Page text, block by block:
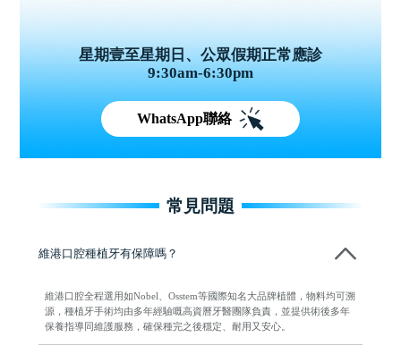
星期壹至星期日、公眾假期正常應診
9:30am-6:30pm
WhatsApp聯絡
常見問題
維港口腔種植牙有保障嗎？
維港口腔全程選用如Nobel、Osstem等國際知名大品牌植體，物料均可溯
源，種植牙手術均由多年經驗嘅高資曆牙醫團隊負責，並提供術後多年
保養指導同維護服務，確保種完之後穩定、耐用又安心。